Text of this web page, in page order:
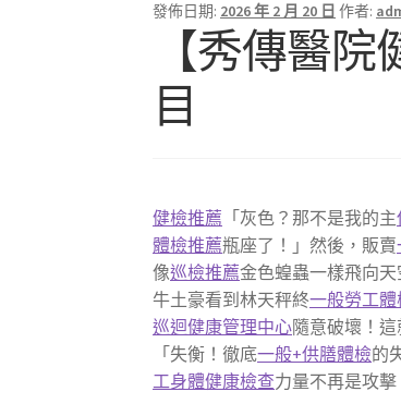
發佈日期: 2026 年 2 月 20 日 作者:
【秀傳醫
目
健檢推薦 「灰色？那不是我的主
體檢推薦瓶座了！」然後，販賣
像巡檢推薦金色蝗蟲一樣飛向
牛土豪看到林天秤終一般勞工體
巡迴健康管理中心隨意破壞！
「失衡！徹底一般+供膳體檢的
工身體健康檢查力量不再是攻